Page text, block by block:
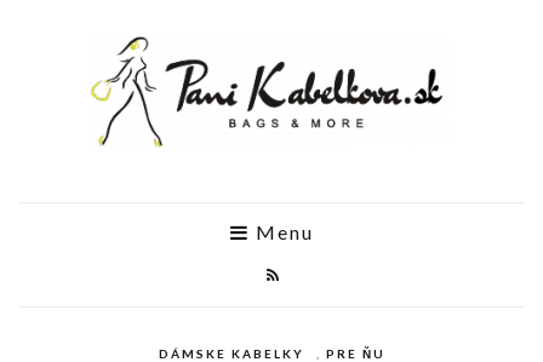
Menu
DÁMSKE KABELKY PRE ŇU